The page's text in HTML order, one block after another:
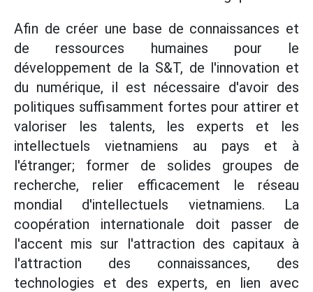
Afin de créer une base de connaissances et
de ressources humaines pour le
développement de la S&T, de l'innovation et
du numérique, il est nécessaire d'avoir des
politiques suffisamment fortes pour attirer et
valoriser les talents, les experts et les
intellectuels vietnamiens au pays et à
l'étranger; former de solides groupes de
recherche, relier efficacement le réseau
mondial d'intellectuels vietnamiens. La
coopération internationale doit passer de
l'accent mis sur l'attraction des capitaux à
l'attraction des connaissances, des
technologies et des experts, en lien avec